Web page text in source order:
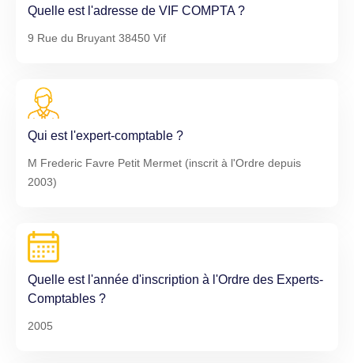
Quelle est l'adresse de VIF COMPTA ?
9 Rue du Bruyant 38450 Vif
Qui est l'expert-comptable ?
M Frederic Favre Petit Mermet (inscrit à l'Ordre depuis
2003)
Quelle est l'année d'inscription à l'Ordre des Experts-
Comptables ?
2005